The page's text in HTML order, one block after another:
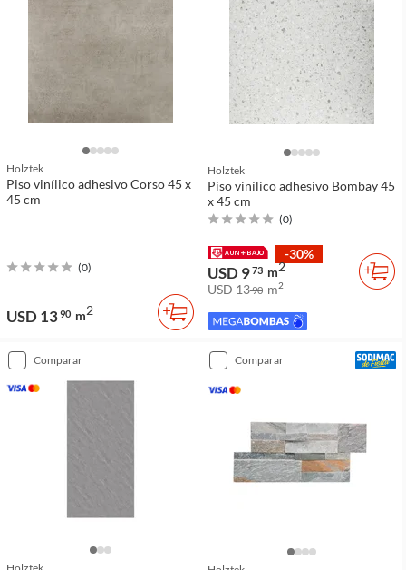
Holztek
Piso vinílico adhesivo Corso 45 x
45 cm
(0)
USD 1390 m2
Holztek
Piso vinílico adhesivo Bombay 45
x 45 cm
(0)
-30%
USD 973 m2
USD 1390 m2
comparar comparar